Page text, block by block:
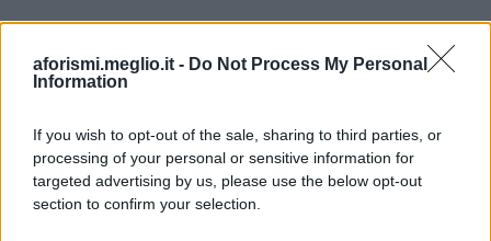
aforismi.meglio.it - Do Not Process My Personal
Information
If you wish to opt-out of the sale, sharing to third parties, or
processing of your personal or sensitive information for
targeted advertising by us, please use the below opt-out
section to confirm your selection.
Ricevi LE FRASI PIÙ BELLE via e-mail